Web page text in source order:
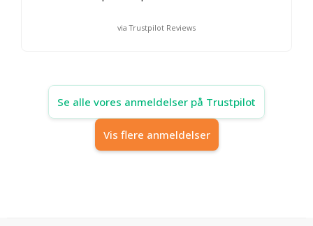
via Trustpilot Reviews
Se alle vores anmeldelser på Trustpilot
Vis flere anmeldelser